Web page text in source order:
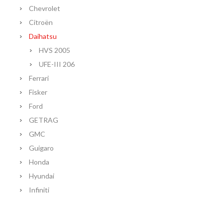
Chevrolet
Citroën
Daihatsu
HVS 2005
UFE-III 206
Ferrari
Fisker
Ford
GETRAG
GMC
Guigaro
Honda
Hyundai
Infiniti